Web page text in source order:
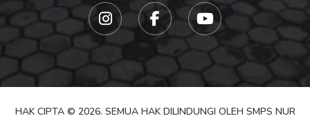
HAK CIPTA © 2026. SEMUA HAK DILINDUNGI OLEH SMPS NUR